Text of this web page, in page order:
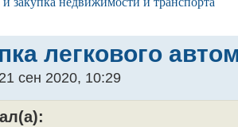
легкового
сен 2020, 10:29